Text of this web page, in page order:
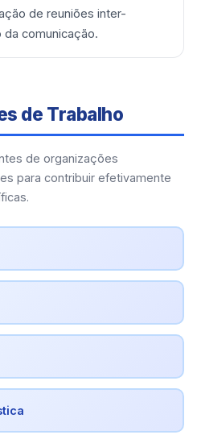
de reuniões inter-
comunicação.
de Trabalho
de organizações
para contribuir efetivamente